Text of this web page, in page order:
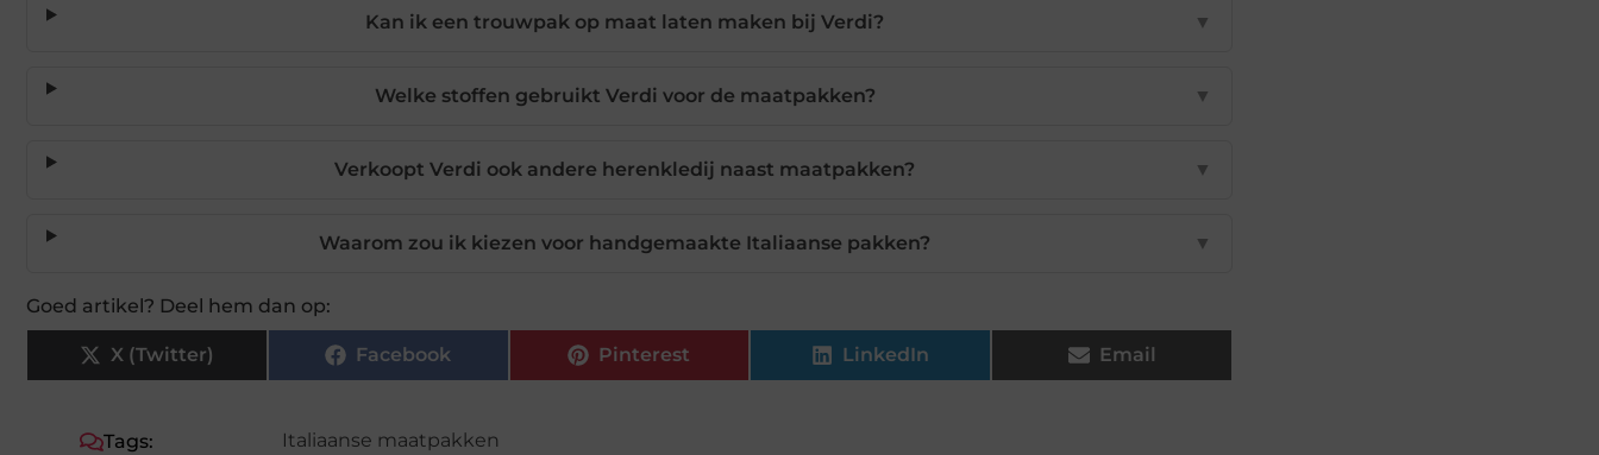
Kan ik een trouwpak op maat laten maken bij Verdi? ▼
Welke stoffen gebruikt Verdi voor de maatpakken? ▼
Verkoopt Verdi ook andere herenkledij naast maatpakken? ▼
Waarom zou ik kiezen voor handgemaakte Italiaanse pakken? ▼
Goed artikel? Deel hem dan op:
X (Twitter) Facebook Pinterest LinkedIn Email
Tags: Italiaanse maatpakken